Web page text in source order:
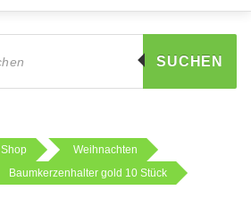
SUCHEN
Shop
Weihnachten
Baumkerzenhalter gold 10 Stück